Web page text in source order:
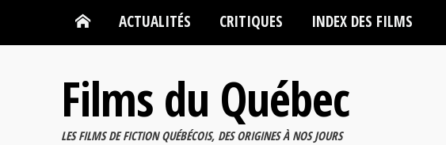
ACTUALITÉS CRITIQUES INDEX DES FILMS
Films du Québec
LES FILMS DE FICTION QUÉBÉCOIS, DES ORIGINES À NOS JOURS